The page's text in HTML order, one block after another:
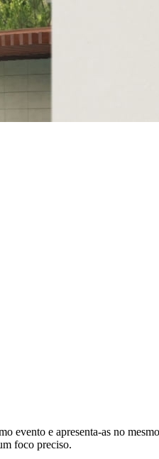
evento e apresenta-as no
foco preciso.